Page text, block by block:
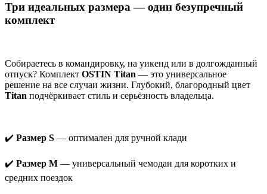
Три идеальных размера — один безупречный
комплект
Собираетесь в командировку, на уикенд или в долгожданный
отпуск? Комплект OSTIN Titan — это универсальное
решение на все случаи жизни. Глубокий, благородный цвет
Titan подчёркивает стиль и серьёзность владельца.
✔️ Размер S — оптимален для ручной клади
✔️ Размер M — универсальный чемодан для коротких и
средних поездок